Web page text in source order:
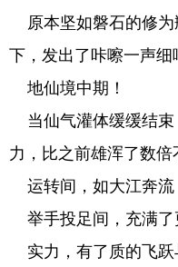
原本坚如磐石的修为
下，发出了咔嚓一声细
地仙境中期！
当仙气灌体缓缓结束
力，比之前雄浑了数倍
运转间，如大江奔流
举手投足间，充满了
实力，有了质的飞跃